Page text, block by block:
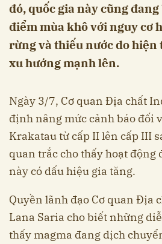
đó, quốc gia này cũng đang
điểm mùa khô với nguy cơ
rừng và thiếu nước do hiện
xu hướng mạnh lên.
Ngày 3/7, Cơ quan Địa chất
định nâng mức cảnh báo đối
Krakatau từ cấp II lên cấp III
quan trắc cho thấy hoạt động
này có dấu hiệu gia tăng.
Quyền lãnh đạo Cơ quan Địa
Lana Saria cho biết những
thấy magma đang dịch